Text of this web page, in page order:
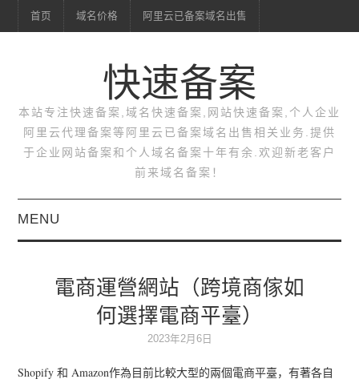
首页 域名价格 阿里云已备案域名出售
快速备案
本站专注快速备案,域名快速备案,网站快速备案,个人企业
阿里云代理备案等阿里云已备案域名出售相关业务.提供
于企业网站备案和个人域名备案十年有余.欢迎新老客户
前来域名备案！
MENU
域名价格
阿里云已备案域名出售
電商運營網站（跨境商傢如
何選擇電商平臺）
2023年2月6日
Shopify 和 Amazon作為目前比較大型的兩個電商平臺，有著各自